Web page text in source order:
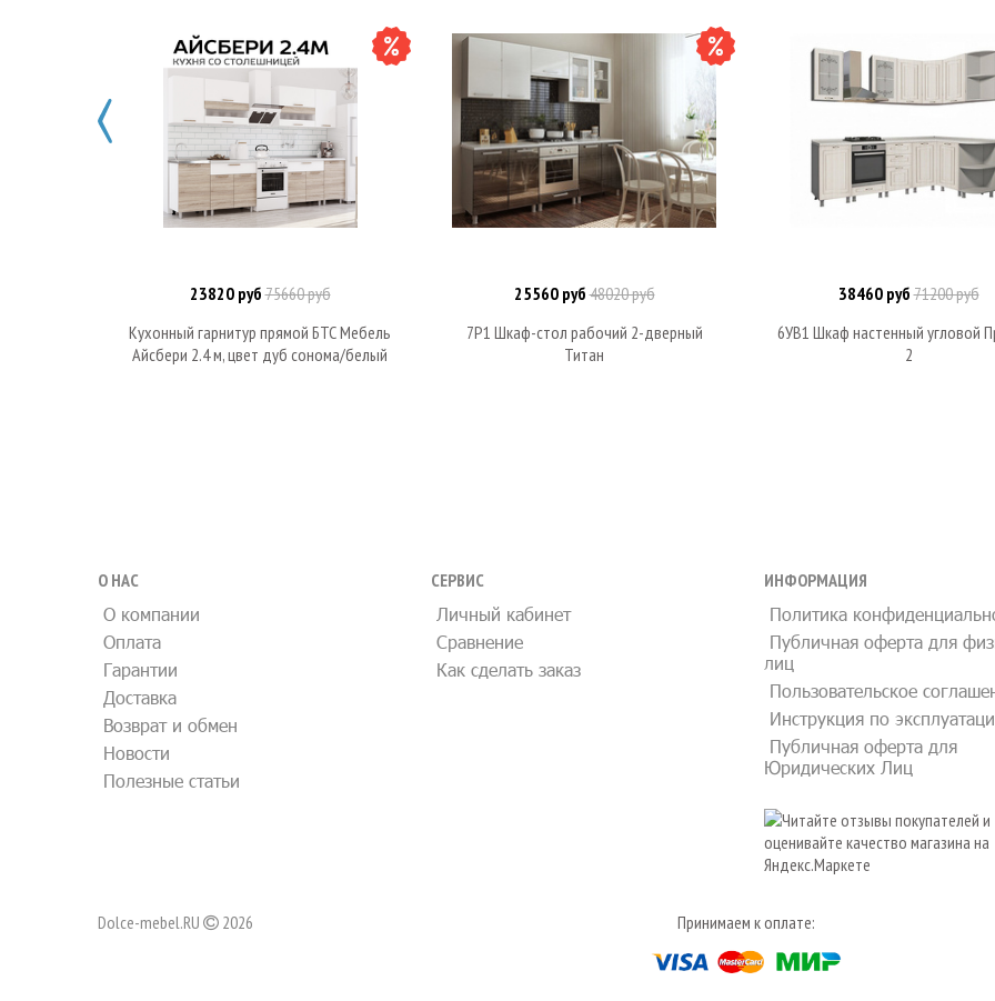
В корзину
23820 руб75660 руб
Кухонный гарнитур прямой БТС Мебель
Айсбери 2.4 м, цвет дуб сонома/белый
Под заказ
25560 руб48020 руб
7Р1 Шкаф-стол рабочий 2-дверный
Титан
Под заказ
38460 руб71200 руб
6УВ1 Шкаф настенный угловой
2
О НАС
О компании
Оплата
Гарантии
Доставка
Возврат и обмен
Новости
Полезные статьи
СЕРВИС
Личный кабинет
Сравнение
Как сделать заказ
ИНФОРМАЦИЯ
Политика
Публичная оферта для
лиц
Пользовательское
Инструкция по
Публичная оферта для
Юридических Лиц
Dolce-mebel.RU 2026 Принимаем к оплате: